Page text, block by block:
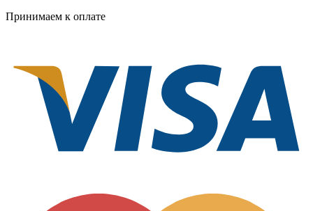
Принимаем к оплате